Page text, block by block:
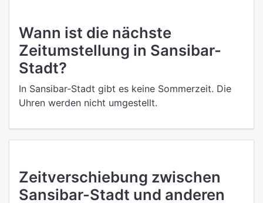
Wann ist die nächste
Zeitumstellung in Sansibar-
Stadt?
In Sansibar-Stadt gibt es keine Sommerzeit. Die
Uhren werden nicht umgestellt.
Zeitverschiebung zwischen
Sansibar-Stadt und anderen